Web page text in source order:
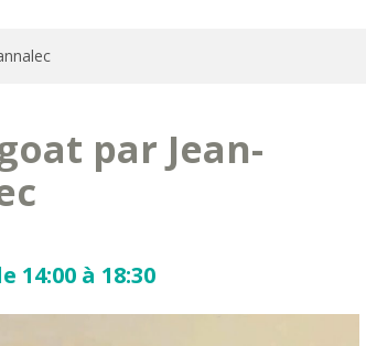
par Jean-
à 18:30